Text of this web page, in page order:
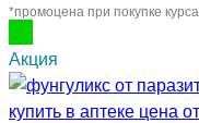
*промоцена при покупке курса
Акция